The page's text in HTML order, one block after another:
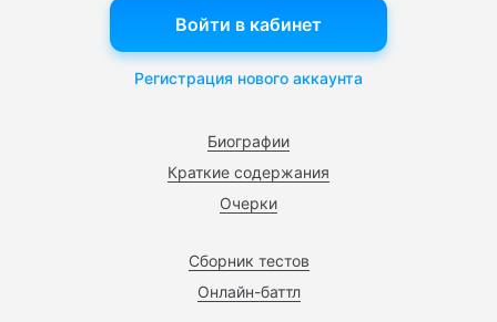
Биографии
Краткие содержания
Очерки
Сборник тестов
Онлайн-баттл
Войти в кабинет
Регистрация нового аккаунта